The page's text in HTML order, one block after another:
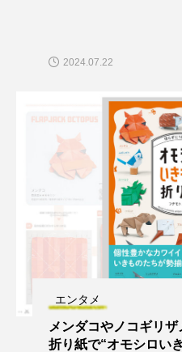
2024.07.22
エンタメ
メンダコやノコギリ
折り紙で“オモシロい